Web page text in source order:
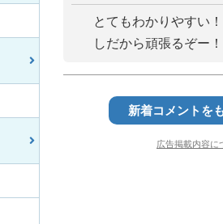
とてもわかりやすい
しだから頑張るぞー
新着コメントを
広告掲載内容に